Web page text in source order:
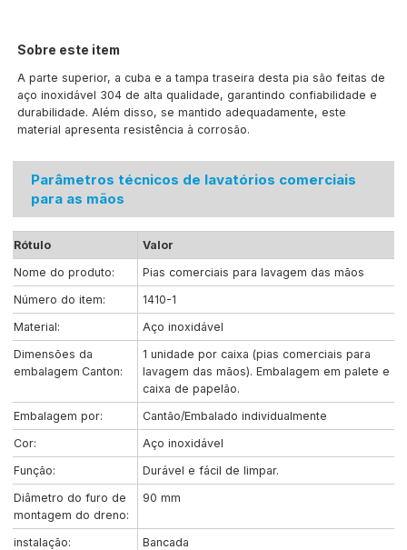
Sobre este item
A parte superior, a cuba e a tampa traseira desta pia são feitas de
aço inoxidável 304 de alta qualidade, garantindo confiabilidade e
durabilidade. Além disso, se mantido adequadamente, este
material apresenta resistência à corrosão.
Parâmetros técnicos de lavatórios comerciais
para as mãos
Rótulo
Valor
Nome do produto:
Pias comerciais para lavagem das mãos
Número do item:
1410-1
Material:
Aço inoxidável
Dimensões da
embalagem Canton:
1 unidade por caixa (pias comerciais para
lavagem das mãos). Embalagem em palete e
caixa de papelão.
Embalagem por:
Cantão/Embalado individualmente
Cor:
Aço inoxidável
Função:
Durável e fácil de limpar.
Diâmetro do furo de
montagem do dreno:
90 mm
instalação:
Bancada